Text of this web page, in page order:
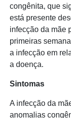
congênita, que
está presente
infecção da mãe
primeiras
a infecção em
a doença.
Sintomas
A infecção da
anomalias